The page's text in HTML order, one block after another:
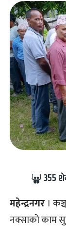
355
महेन्द्रनगर ।
नक्साको काम